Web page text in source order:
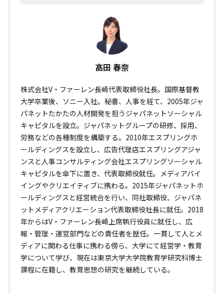
髙田 春奈
株式会社V・ファーレン長崎代表取締役社長。国際基督教
大学卒業後、ソニー入社。秘書、人事を経て、2005年ジャ
パネットたかたの人材開発を担うジャパネットソーシャル
キャピタルを設立。ジャパネットグループの研修、採用、
労務などの各種制度を構築する。2010年エスプリングホ
ールディングスを設立し、広告代理店エスプリングアジャ
ンスと人事コンサルティング会社エスプリングソーシャル
キャピタルを傘下に置き、代表取締役就任。メディアバイ
イングやクリエイティブに携わる。2015年ジャパネットホ
ールディングスと経営統合を行い、同社取締役、ジャパネ
ットメディアクリエーション代表取締役社長に就任。2018
年からはV・ファーレン長崎上席執行役員に就任し、広
報・管理・運営部門などの責任者を歴任。一貫して人とメ
ディアに関わる仕事に携わる傍ら、大学にて経営学・教育
学について学び、現在は東京大学大学院教育学研究科博士
課程に在籍し、教育思想の研究を継続している。